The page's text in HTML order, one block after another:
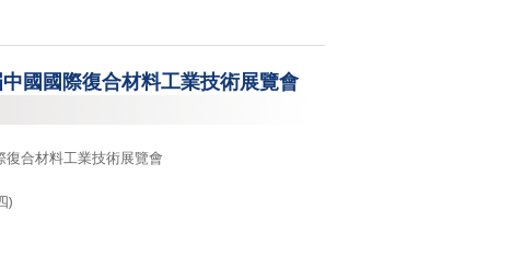
國國際復合材料工業技術展覽會
合材料工業技術展覽會
)